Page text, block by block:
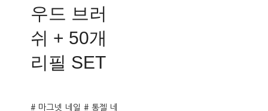
우드 브러
쉬 + 50개
리필 SET
# 마그넷 네일 # 통젤 네